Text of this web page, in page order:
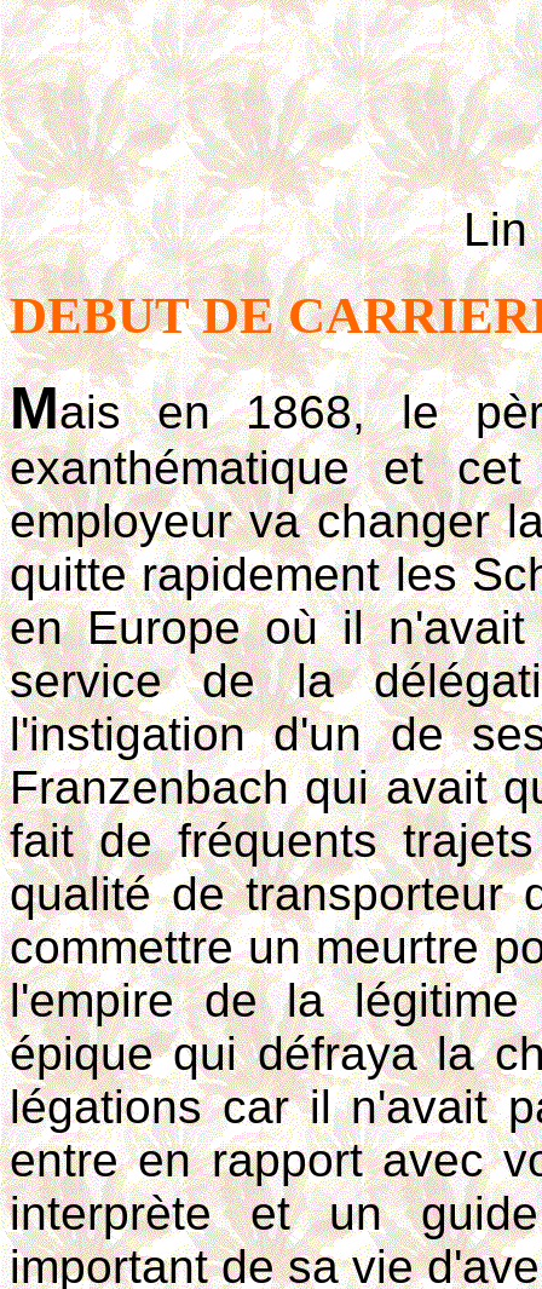
Lin
DEBUT DE
Mais en 1868, le
exanthématique et
employeur va changer
quitte rapidement les
en Europe où il
service de la
l'instigation d'un de
Franzenbach qui avait
fait de fréquents
qualité de transporteur
commettre un meurtre
l'empire de la légitime
épique qui défraya la
légations car il n'avait
entre en rapport avec
interprète et un
important de sa vie